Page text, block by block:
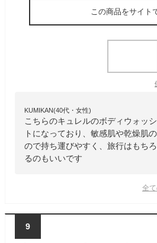
この商品をサイト
KUMIKAN(40代・女性)
こちらのキュレルのボディウォッ
トになっており、敏感肌や乾燥肌
ので持ち運びやすく、旅行はもち
るのもいいです
全
9